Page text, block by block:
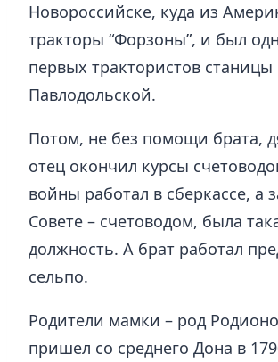
Новороссийске, куда из
тракторы “Форзоны”, и был
первых трактористов станицы
Павлодольской.
Потом, не без помощи брата,
отец окончил курсы
войны работал в сберкассе, а
Совете – счетоводом, была
должность. А брат работал
сельпо.
Родители мамки – род
пришел со среднего Дона в